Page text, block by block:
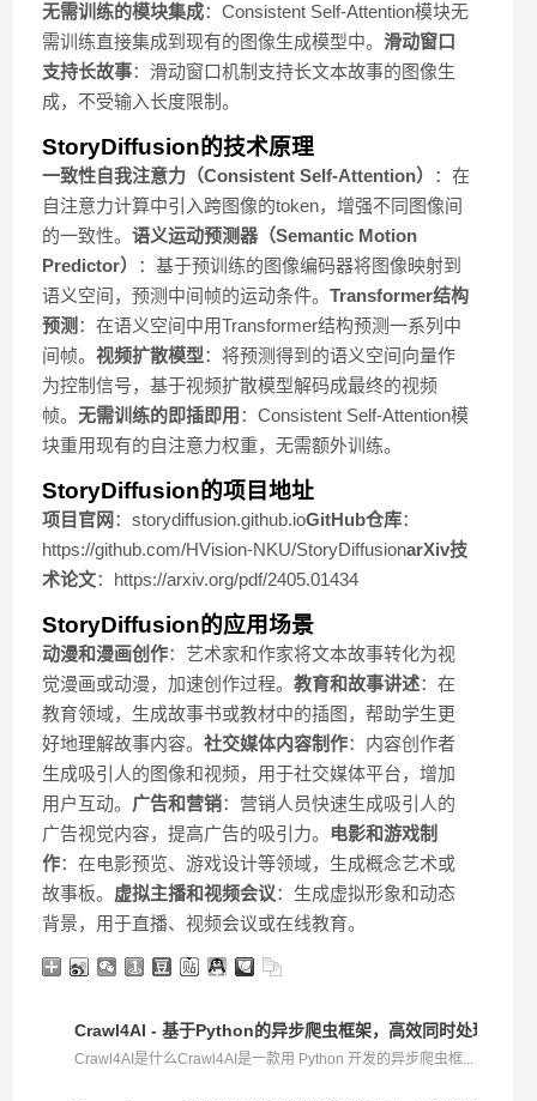
无需训练的模块集成：Consistent Self-Attention模块无
需训练直接集成到现有的图像生成模型中。 滑动窗口
支持长故事：滑动窗口机制支持长文本故事的图像生
成，不受输入长度限制。
StoryDiffusion的技术原理
一致性自我注意力（Consistent Self-Attention）
：在
自注意力计算中引入跨图像的token，增强不同图像间
的一致性。 语义运动预测器（Semantic Motion
Predictor）
：基于预训练的图像编码器将图像映射到
语义空间，预测中间帧的运动条件。 Transformer结构
预测 ：在语义空间中用Transformer结构预测一系列中
间帧。 视频扩散模型：将预测得到的语义空间向量作
为控制信号，基于视频扩散模型解码成最终的视频
帧。 无需训练的即插即用 ：Consistent Self-Attention模
块重用现有的自注意力权重，无需额外训练。
StoryDiffusion的项目地址
项目官网 ：storydiffusion.github.ioGitHub仓库：
https://github.com/HVision-NKU/StoryDiffusionarXiv技
术论文：https://arxiv.org/pdf/2405.01434
StoryDiffusion的应用场景
动漫和漫画创作：艺术家和作家将文本故事转化为视
觉漫画或动漫，加速创作过程。 教育和故事讲述：在
教育领域，生成故事书或教材中的插图，帮助学生更
好地理解故事内容。 社交媒体内容制作：内容创作者
生成吸引人的图像和视频，用于社交媒体平台，增加
用户互动。 广告和营销：营销人员快速生成吸引人的
广告视觉内容，提高广告的吸引力。
电影和游戏制
作：在电影预览、游戏设计等领域，生成概念艺术或
故事板。 虚拟主播和视频会议：生成虚拟形象和动态
背景，用于直播、视频会议或在线教育。
Crawl4AI - 基于Python的异步爬虫框架，高效同时处理多个
Crawl4AI是什么Crawl4AI是一款用 Python 开发的异步爬虫框...